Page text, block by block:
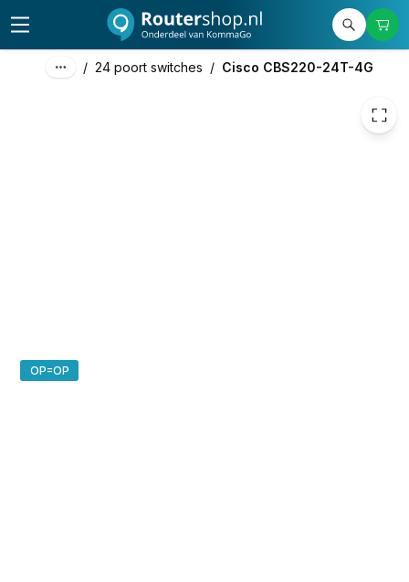
/ 24 poort switches / Cisco CBS220-24T-4G
OP=OP
194,33 excl. btw
incl. btw